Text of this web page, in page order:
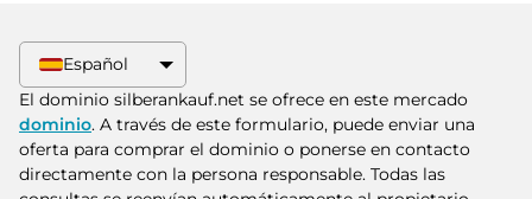
Paypal u otros métodos de pago.
Indique siempre el nombre de dominio y el
número de factura al realizar la transferencia.
superiores, también recibirá un contrato de
compra adicional si lo solicita.
Español
El dominio silberankauf.net se ofrece en este mercado
dominio. A través de este formulario, puede enviar una
oferta para comprar el dominio o ponerse en contacto
directamente con la persona responsable. Todas las